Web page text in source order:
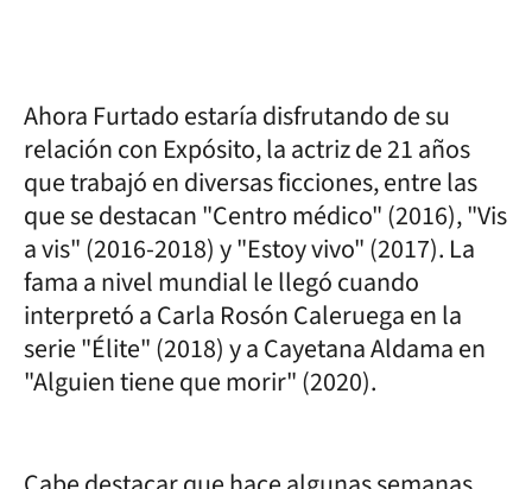
Ahora Furtado estaría disfrutando de su
relación con Expósito, la actriz de 21 años
que trabajó en diversas ficciones, entre las
que se destacan "Centro médico" (2016), "Vis
a vis" (2016-2018) y "Estoy vivo" (2017). La
fama a nivel mundial le llegó cuando
interpretó a Carla Rosón Caleruega en la
serie "Élite" (2018) y a Cayetana Aldama en
"Alguien tiene que morir" (2020).